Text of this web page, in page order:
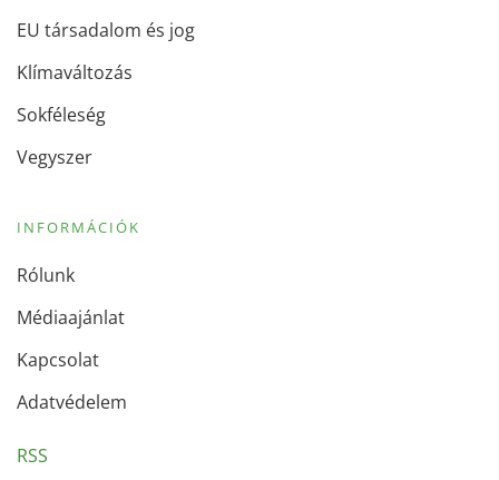
EU társadalom és jog
Klímaváltozás
Sokféleség
Vegyszer
INFORMÁCIÓK
Rólunk
Médiaajánlat
Kapcsolat
Adatvédelem
RSS